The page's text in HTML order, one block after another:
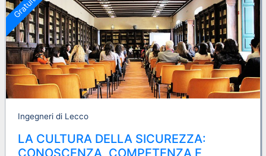
Gratuito
Ingegneri di Lecco
LA CULTURA DELLA SICUREZZA:
CONOSCENZA, COMPETENZA E